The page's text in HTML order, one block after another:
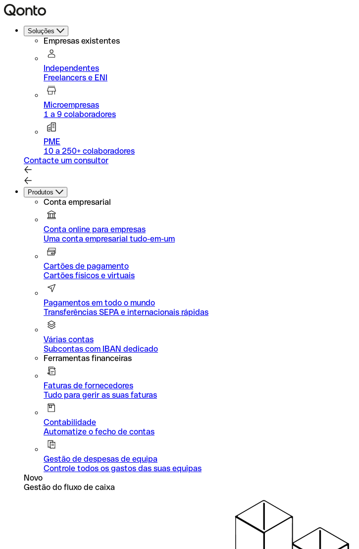
Soluções
Empresas existentes
Independentes
Freelancers e ENI
Microempresas
1 a 9 colaboradores
PME
10 a 250+ colaboradores
Contacte um consultor
Produtos
Conta empresarial
Conta online para empresas
Uma conta empresarial tudo-em-um
Cartões de pagamento
Cartões físicos e virtuais
Pagamentos em todo o mundo
Transferências SEPA e internacionais rápidas
Várias contas
Subcontas com IBAN dedicado
Ferramentas financeiras
Faturas de fornecedores
Tudo para gerir as suas faturas
Contabilidade
Automatize o fecho de contas
Gestão de despesas de equipa
Controle todos os gastos das suas equipas
Novo
Gestão do fluxo de caixa